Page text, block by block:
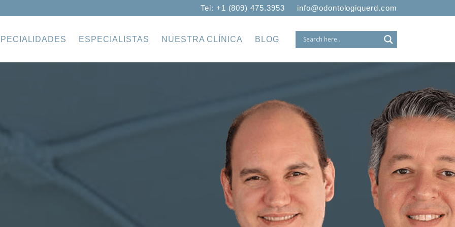
Tel: +1 (809) 475.3953 info@odontologiquerd.com
ESPECIALISTAS NUESTRA CLÍNICA BLOG